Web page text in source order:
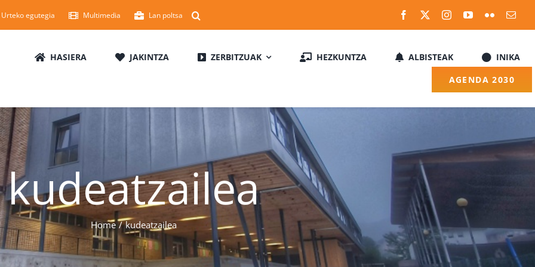
Urteko egutegia Multimedia Lan poltsa
HASIERA JAKINTZA ZERBITZUAK HEZKUNTZA ALBISTEAK
INIKA
AGENDA 2030
kudeatzailea
Home kudeatzailea